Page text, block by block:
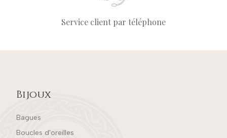
Service client par téléphone
Bijoux
Bagues
Boucles d'oreilles